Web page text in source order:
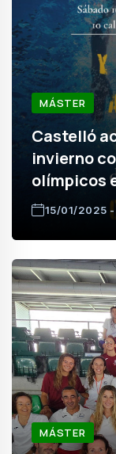
MÁSTER
Castelló
invierno
olímpicos
15/01/2025
MÁSTER